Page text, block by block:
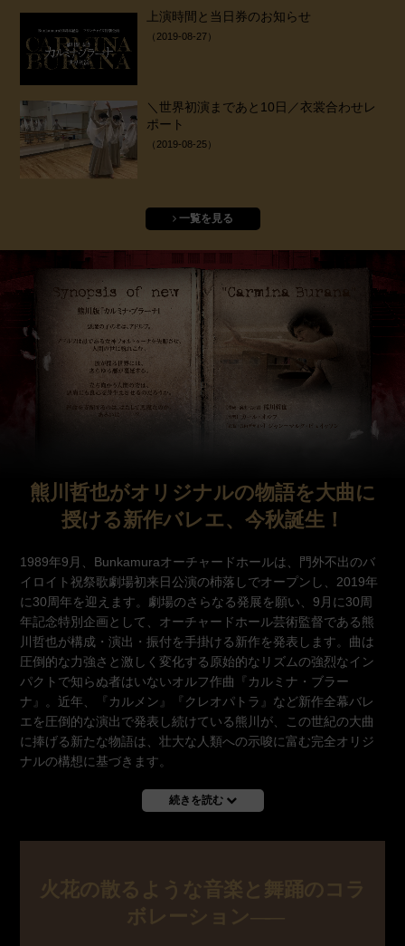
上演時間と当日券のお知らせ
（2019-08-27）
＼世界初演まであと10日／衣裳合わせレ
ポート
（2019-08-25）
一覧を見る
熊川哲也がオリジナルの物語を大曲に
授ける新作バレエ、今秋誕生！
1989年9月、Bunkamuraオーチャードホールは、門外不出のバ
イロイト祝祭歌劇場初来日公演の杮落しでオープンし、2019年
に30周年を迎えます。劇場のさらなる発展を願い、9月に30周
年記念特別企画として、オーチャードホール芸術監督である熊
川哲也が構成・演出・振付を手掛ける新作を発表します。曲は
圧倒的な力強さと激しく変化する原始的なリズムの強烈なイン
パクトで知らぬ者はいないオルフ作曲『カルミナ・ブラー
ナ』。近年、『カルメン』『クレオパトラ』など新作全幕バレ
エを圧倒的な演出で発表し続けている熊川が、この世紀の大曲
に捧げる新たな物語は、壮大な人類への示唆に富む完全オリジ
ナルの構想に基づきます。
続きを読む
火花の散るような音楽と舞踊のコラ
ボレーション――